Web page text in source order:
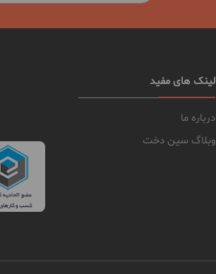
لینک های مفید
درباره ما
وبلاگ سین دخت